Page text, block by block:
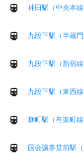
神田駅（中央本
九段下駅（半蔵
九段下駅（新宿
九段下駅（東西
麹町駅（有楽町
国会議事堂前駅